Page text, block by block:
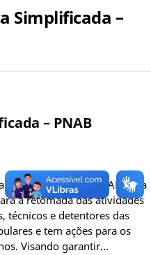
Simplificada –
– PNAB
Aldir Blanc (PNAB) visa
a retomada das atividades
técnicos e detentores das
e tem ações para os
Visando garantir…